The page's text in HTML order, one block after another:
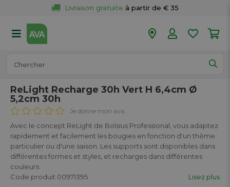
Livraison gratuite à partir de € 35
50 magasins
ReLight Recharge 30h Vert H 6,4cm Ø
5,2cm 30h
Je donne mon avis
Avec le concept ReLight de Bolsius Professional, vous adaptez
rapidement et facilement les bougies en fonction d'un thème
particulier ou d'une saison. Les supports sont disponibles dans
différentes formes et styles, et recharges dans différentes
couleurs.
Code produit 00971395
Lisez plus